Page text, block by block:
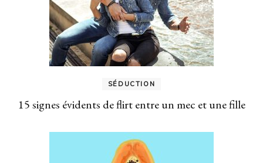
SÉDUCTION
15 signes évidents de flirt entre un mec et une fille